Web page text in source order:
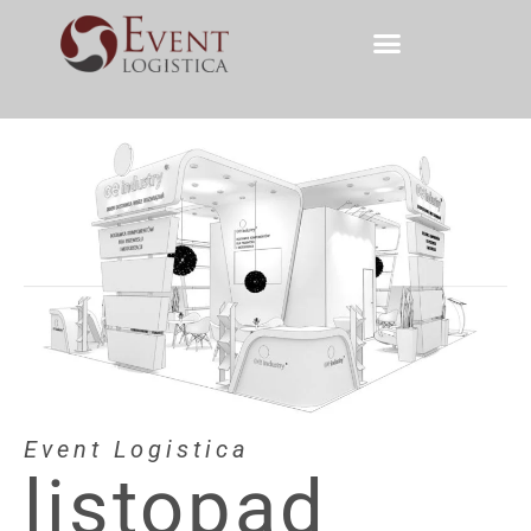
Event Logistica
listopad